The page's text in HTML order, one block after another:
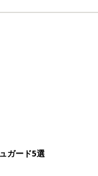
ガード5選